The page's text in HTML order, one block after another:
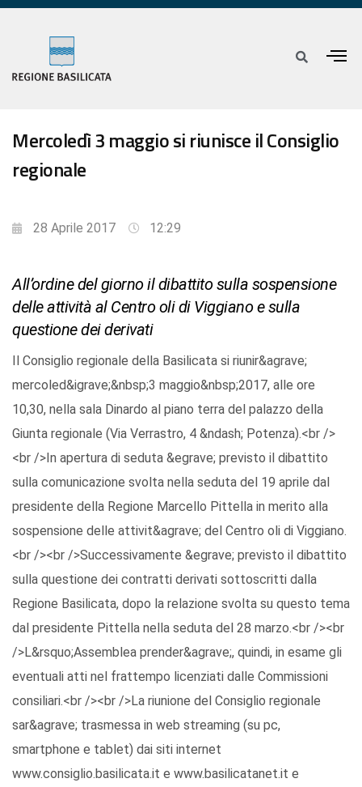
Mercoledì 3 maggio si riunisce il Consiglio
regionale
28 Aprile 2017 12:29
All’ordine del giorno il dibattito sulla sospensione
delle attività al Centro oli di Viggiano e sulla
questione dei derivati
Il Consiglio regionale della Basilicata si riunir&agrave;
mercoled&igrave;&nbsp;3 maggio&nbsp;2017, alle ore
10,30, nella sala Dinardo al piano terra del palazzo della
Giunta regionale (Via Verrastro, 4 &ndash; Potenza).<br />
<br />In apertura di seduta &egrave; previsto il dibattito
sulla comunicazione svolta nella seduta del 19 aprile dal
presidente della Regione Marcello Pittella in merito alla
sospensione delle attivit&agrave; del Centro oli di Viggiano.
<br /><br />Successivamente &egrave; previsto il dibattito
sulla questione dei contratti derivati sottoscritti dalla
Regione Basilicata, dopo la relazione svolta su questo tema
dal presidente Pittella nella seduta del 28 marzo.<br /><br
/>L&rsquo;Assemblea prender&agrave;, quindi, in esame gli
eventuali atti nel frattempo licenziati dalle Commissioni
consiliari.<br /><br />La riunione del Consiglio regionale
sar&agrave; trasmessa in web streaming (su pc,
smartphone e tablet) dai siti internet
www.consiglio.basilicata.it e www.basilicatanet.it e